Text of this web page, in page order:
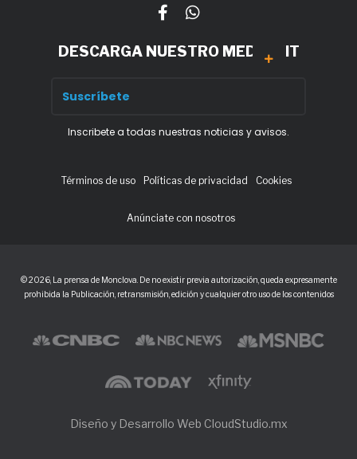
DESCARGA NUESTRO MEDIA KIT
Inscribete a todas nuestras noticias y avisos.
Términos de uso Políticas de privacidad Cookies
Anúnciate con nosotros
© 2026, La prensa de Monclova. De no existir previa autorización, queda expresamente
prohibida la Publicación, retransmisión, edición y cualquier otro uso de los contenidos
Diseño y Desarrollo Web CloudStudio.mx